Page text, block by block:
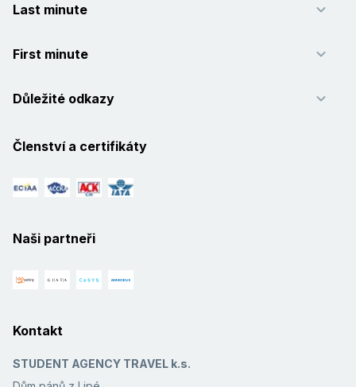
Last minute
First minute
Důležité odkazy
Členství a certifikáty
Naši partneři
Kontakt
STUDENT AGENCY TRAVEL k.s.